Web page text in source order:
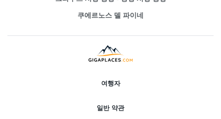
쿠에르노스 델 파이네
여행자
일반 약관